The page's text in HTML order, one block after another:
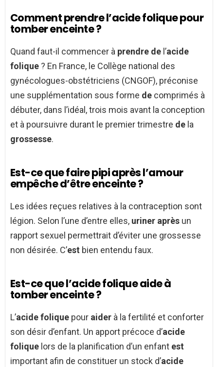
Comment prendre l’acide folique pour
tomber enceinte ?
Quand faut-il commencer à prendre de l’acide
folique ? En France, le Collège national des
gynécologues-obstétriciens (CNGOF), préconise
une supplémentation sous forme de comprimés à
débuter, dans l’idéal, trois mois avant la conception
et à poursuivre durant le premier trimestre de la
grossesse.
Est-ce que faire pipi après l’amour
empêche d’être enceinte ?
Les idées reçues relatives à la contraception sont
légion. Selon l’une d’entre elles, uriner après un
rapport sexuel permettrait d’éviter une grossesse
non désirée. C’est bien entendu faux.
Est-ce que l’acide folique aide à
tomber enceinte ?
L’acide folique pour aider à la fertilité et conforter
son désir d’enfant. Un apport précoce d’acide
folique lors de la planification d’un enfant est
important afin de constituer un stock d’acide